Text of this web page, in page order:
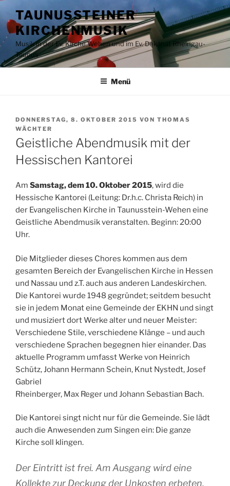
Inhalt
springen
TAUNUSSTEINER
KIRCHENMUSIK
Musik in der Ev. Kirche Wehen und im Ev. Dekanat Rheingau-
Taunus
Menü
VERÖFFENTLICHT
AM
DONNERSTAG, 8. OKTOBER 2015 VON THOMAS
WÄCHTER
Geistliche Abendmusik mit der
Hessischen Kantorei
Am Samstag, dem 10. Oktober 2015, wird die
Hessische Kantorei (Leitung: Dr.h.c. Christa Reich) in
der Evangelischen Kirche in Taunusstein-Wehen eine
Geistliche Abendmusik veranstalten. Beginn: 20:00
Uhr.
Die Mitglieder dieses Chores kommen aus dem
gesamten Bereich der Evangelischen Kirche in Hessen
und Nassau und z.T. auch aus anderen Landeskirchen.
Die Kantorei wurde 1948 gegründet; seitdem besucht
sie in jedem Monat eine Gemeinde der EKHN und singt
und musiziert dort Werke alter und neuer Meister:
Verschiedene Stile, verschiedene Klänge – und auch
verschiedene Sprachen begegnen hier einander. Das
aktuelle Programm umfasst Werke von Heinrich
Schütz, Johann Hermann Schein, Knut Nystedt, Josef
Gabriel
Rheinberger, Max Reger und Johann Sebastian Bach.
Die Kantorei singt nicht nur für die Gemeinde. Sie lädt
auch die Anwesenden zum Singen ein: Die ganze
Kirche soll klingen.
Der Eintritt ist frei. Am Ausgang wird eine
Kollekte zur Deckung der Unkosten erbeten.